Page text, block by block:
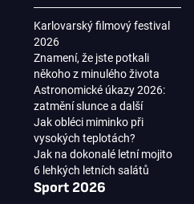
Karlovarský filmový festival
2026
Znamení, že jste potkali
někoho z minulého života
Astronomické úkazy 2026:
zatmění slunce a další
Jak obléci miminko při
vysokých teplotách?
Jak na dokonalé letní mojito
6 lehkých letních salátů
Sport 2026